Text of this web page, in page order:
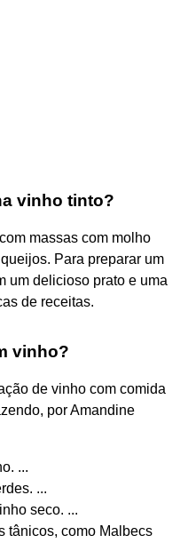
vinho tinto?
massas com molho
Para preparar um
um delicioso prato e uma
de receitas.
vinho?
de vinho com comida
por Amandine
...
...
seco. ...
tânicos, como Malbecs